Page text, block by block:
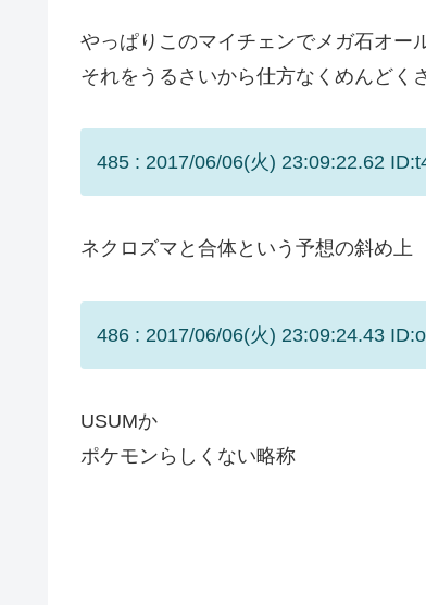
やっぱりこのマイチェンでメガ石オー
それをうるさいから仕方なくめんどく
485 : 2017/06/06(火) 23:09:22.62
ネクロズマと合体という予想の斜め上
486 : 2017/06/06(火) 23:09:24.43
USUMか
ポケモンらしくない略称